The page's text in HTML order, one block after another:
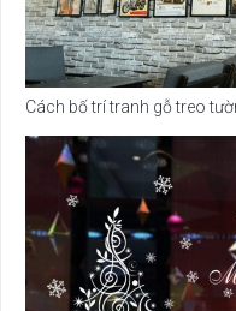
Cách bố trí tranh gỗ treo